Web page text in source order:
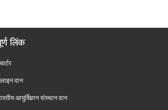
लिंक
दान
आयुर्विज्ञान संस्थान दान